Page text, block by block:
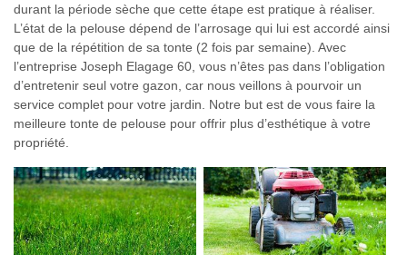
durant la période sèche que cette étape est pratique à réaliser.
L’état de la pelouse dépend de l’arrosage qui lui est accordé ainsi
que de la répétition de sa tonte (2 fois par semaine). Avec
l’entreprise Joseph Elagage 60, vous n’êtes pas dans l’obligation
d’entretenir seul votre gazon, car nous veillons à pourvoir un
service complet pour votre jardin. Notre but est de vous faire la
meilleure tonte de pelouse pour offrir plus d’esthétique à votre
propriété.